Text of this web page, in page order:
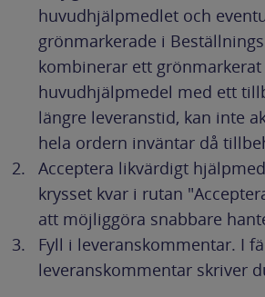
huvudhjälpmedlet och
grönmarkerade i
kombinerar ett grönmarkerat
huvudhjälpmedel med ett
längre leveranstid, kan inte
hela ordern inväntar då
Acceptera likvärdigt
krysset kvar i rutan
att möjliggöra snabbare
Fyll i leveranskommentar. I
leveranskommentar skriver